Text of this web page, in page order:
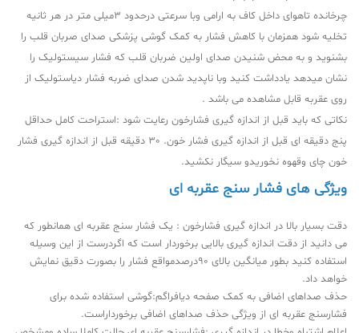
چرخانده تاهوای داخل کاف به ارامی وبا سرعتی درحدود 3میلی متر در هر ثانیه
تخلیه شود همزمان با کاهش فشار به کمک گوشی پزشکی صدای صربان قلب را
بشنوید و به محض شنیدن صدای اولین ضربان قلب که فشار سیستولیک را
نشان میدهد یادداشت کنید وبا ناپدید شدن صدای ضربه فشار دیاستولیک از
روی عقربه قابل مشاهده می باشد .
نکاتی که باید قبل از اندازه گیری فشارخون رعایت شود :استراحت کامل حداقل
پنج دقیقه ای قبل از اندازه گیری فشار خون. 30 دقیقه قبل از اندازه گیری فشار
خون چای وقهوه نخوریدو سیگار نکشید.
ویژگی های فشار سنج عقربه ای
دقت بسیار بالا در اندازه گیری فشارخون : یک فشار سنج عقربه ای همانطور که
می دانید از دقت اندازه گیری بالایی برخوردار است که اگردرست از این وسیله
استفاده کنید بطور میانگین بالای 90درصدمواقع فشار را بصورت دقیق نمایش
خواهد داد.
حذف صداهای اضافی به کمک صفحه دیافراگم:گوشی استفاده شده برای
فشارسنج عقربه ای از ویژگی حذف صداهای اضافی برخورداراست.